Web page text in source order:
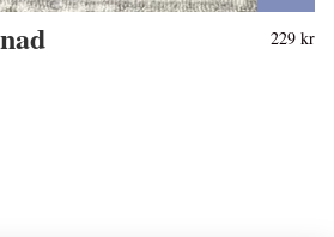
229 kr